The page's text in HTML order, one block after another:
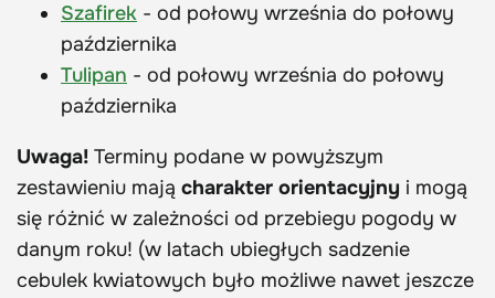
Szafirek - od połowy września do połowy
października
Tulipan - od połowy września do połowy
października
Uwaga! Terminy podane w powyższym
zestawieniu mają charakter orientacyjny i mogą
się różnić w zależności od przebiegu pogody w
danym roku! (w latach ubiegłych sadzenie
cebulek kwiatowych było możliwe nawet jeszcze